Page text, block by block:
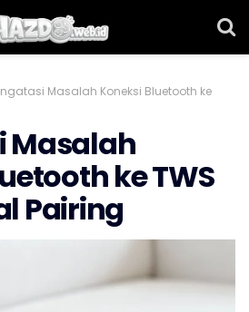
Masalah Koneksi Bluetooth ke
Masalah
ke TWS
Pairing